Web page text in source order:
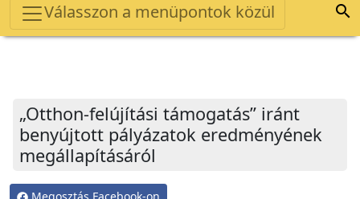
Válasszon a menüpontok közül 
„Otthon-felújítási támogatás” iránt
benyújtott pályázatok eredményének
megállapításáról